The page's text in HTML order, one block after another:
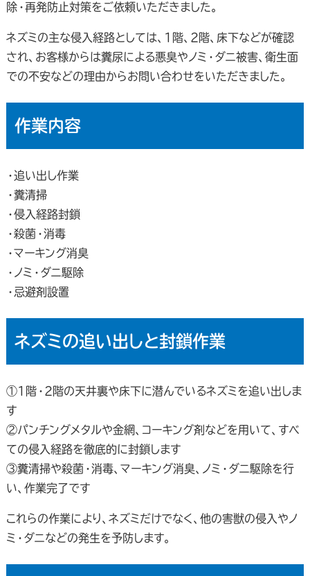
除・再発防止対策をご依頼いただきました。
ネズミの主な侵入経路としては、1階、2階、床下などが確認
され、お客様からは糞尿による悪臭やノミ・ダニ被害、衛生面
での不安などの理由からお問い合わせをいただきました。
作業内容
・追い出し作業
・糞清掃
・侵入経路封鎖
・殺菌・消毒
・マーキング消臭
・ノミ・ダニ駆除
・忌避剤設置
ネズミの追い出しと封鎖作業
①1階・2階の天井裏や床下に潜んでいるネズミを追い出しま
す
②パンチングメタルや金網、コーキング剤などを用いて、すべ
ての侵入経路を徹底的に封鎖します
③糞清掃や殺菌・消毒、マーキング消臭、ノミ・ダニ駆除を行
い、作業完了です
これらの作業により、ネズミだけでなく、他の害獣の侵入やノ
ミ・ダニなどの発生を予防します。